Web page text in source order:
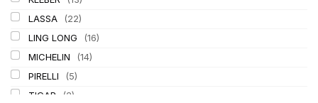
LASSA
(22)
LING LONG
(16)
MICHELIN
(14)
PIRELLI
(5)
TIGAR
(2)